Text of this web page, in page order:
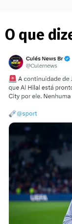
O que